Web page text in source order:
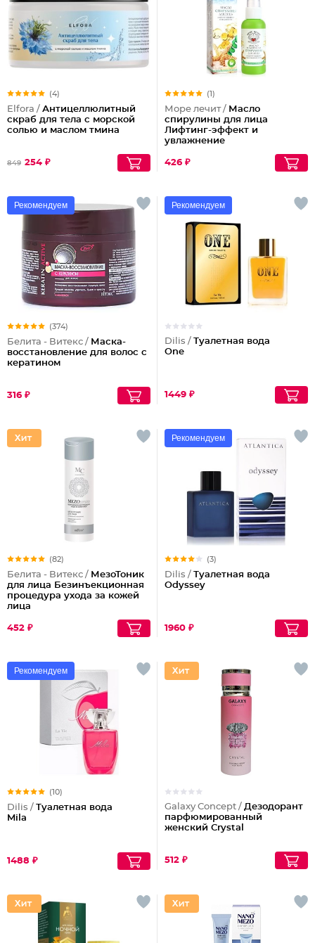
(4)
Elfora / Антицеллюлитный
скраб для тела с морской
солью и маслом тмина
849 254 ₽
(1)
Море лечит / Масло
спирулины для лица
Лифтинг-эффект и
увлажнение
426 ₽
Рекомендуем
(374)
Белита - Витекс / Маска-
восстановление для волос с
кератином
316 ₽
Рекомендуем
Dilis / Туалетная вода
One
1449 ₽
(82)
Белита - Витекс / МезоТоник
для лица Безинъекционная
процедура ухода за кожей
лица
452 ₽
Рекомендуем
(3)
Dilis / Туалетная вода
Odyssey
1960 ₽
Рекомендуем
(10)
Dilis / Туалетная вода
Mila
1488 ₽
Galaxy Concept / Дезодорант
парфюмированный
женский Crystal
512 ₽